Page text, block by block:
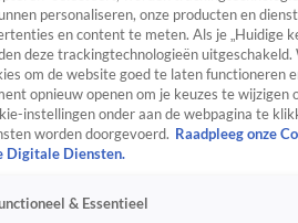
personaliseren, onze producten en
en content te meten. Als je „Huidige
deze trackingtechnologieën
om de website goed te laten functioneren
opnieuw openen om je keuzes te
instellingen onder aan de webpagina te
worden doorgevoerd. Raadpleeg onze
Digitale Diensten.
& Essentieel